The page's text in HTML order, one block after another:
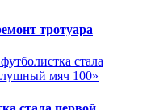
тротуара